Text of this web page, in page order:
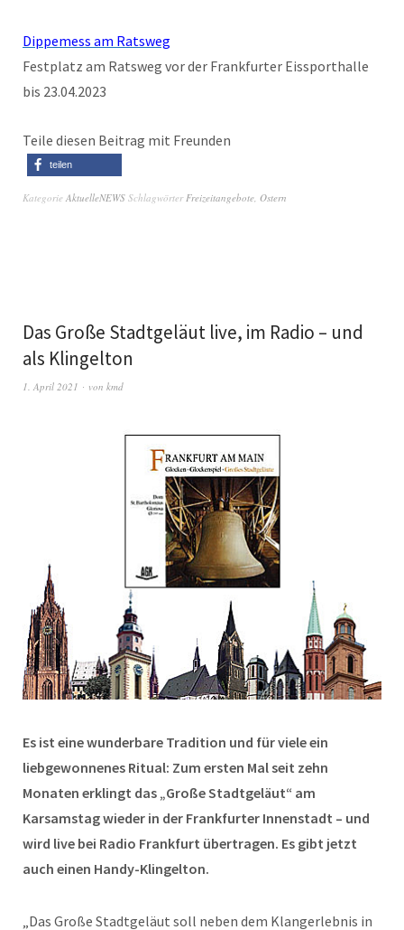
Dippemess am Ratsweg
Festplatz am Ratsweg vor der Frankfurter Eissporthalle
bis 23.04.2023
Teile diesen Beitrag mit Freunden
teilen
Kategorie AktuelleNEWS SchlagwörterFreizeitangebote, Ostern
Das Große Stadtgeläut live, im Radio – und
als Klingelton
1. April 2021 von kmd
Es ist eine wunderbare Tradition und für viele ein
liebgewonnenes Ritual: Zum ersten Mal seit zehn
Monaten erklingt das „Große Stadtgeläut“ am
Karsamstag wieder in der Frankfurter Innenstadt – und
wird live bei Radio Frankfurt übertragen. Es gibt jetzt
auch einen Handy-Klingelton.
„Das Große Stadtgeläut soll neben dem Klangerlebnis in